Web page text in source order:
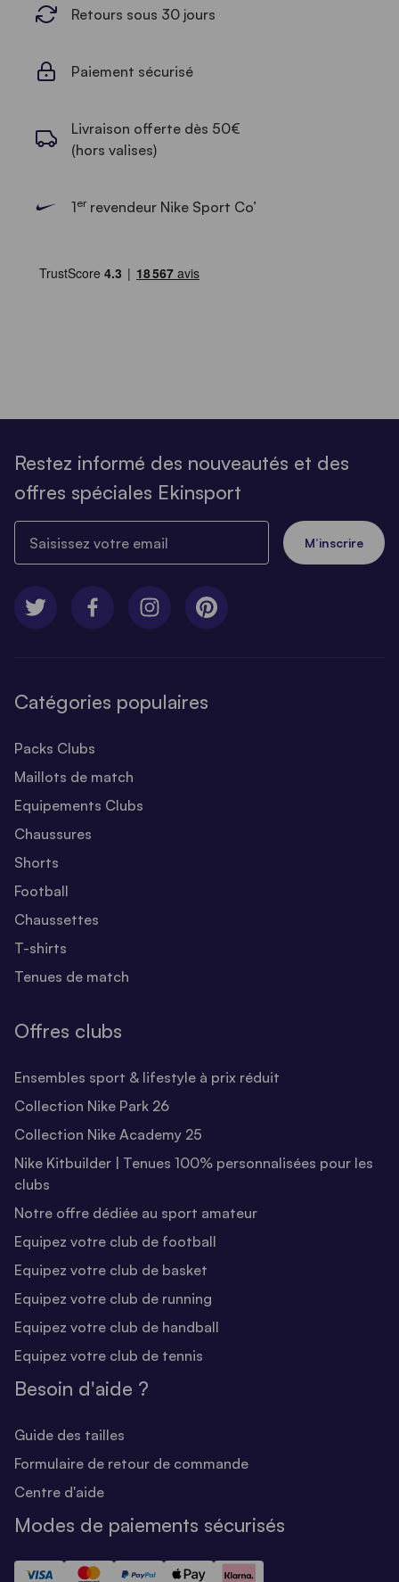
Retours sous 30 jours
Paiement sécurisé
Livraison offerte dès 50€
(hors valises)
1errevendeur Nike Sport Co’
Restez informé des nouveautés et des
offres spéciales Ekinsport
M’inscrire
Catégories populaires
Packs Clubs
Maillots de match
Equipements Clubs
Chaussures
Shorts
Football
Chaussettes
T-shirts
Tenues de match
Offres clubs
Ensembles sport & lifestyle à prix réduit
Collection Nike Park 26
Collection Nike Academy 25
Nike Kitbuilder | Tenues 100% personnalisées pour les
clubs
Notre offre dédiée au sport amateur
Equipez votre club de football
Equipez votre club de basket
Equipez votre club de running
Equipez votre club de handball
Equipez votre club de tennis
Besoin d'aide ?
Guide des tailles
Formulaire de retour de commande
Centre d'aide
Modes de paiements sécurisés